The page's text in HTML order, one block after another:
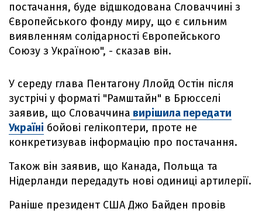
постачання, буде відшкодована Словаччині з
Європейського фонду миру, що є сильним
виявленням солідарності Європейського
Союзу з Україною", - сказав він.
У середу глава Пентагону Ллойд Остін після
зустрічі у форматі "Рамштайн" в Брюсселі
заявив, що Словаччина вирішила передати
Україні бойові гелікоптери, проте не
конкретизував інформацію про постачання.
Також він заявив, що Канада, Польща та
Нідерланди передадуть нові одиниці артилерії.
Раніше президент США Джо Байден провів